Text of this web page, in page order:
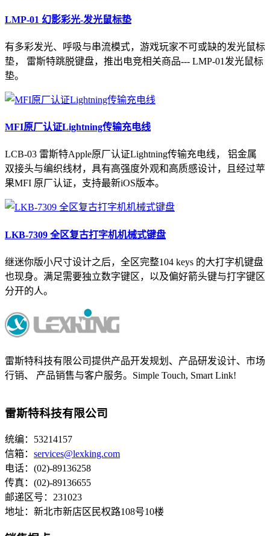
LMP-01 幻影彩光-发光鼠标垫
有多彩发光、呼吸与串流模式，游戏玩家不可或缺的发光鼠标
垫， 雷斯特跳脱键盘，推出电竞相关商品--- LMP-01发光鼠标
垫。
MFI原厂认证Lightning传输充电线
LCB-03 雷斯特Apple原厂认证Lightning传输充电线， 铝金属
双接头与编织线材，具有高强度外观和高质感设计，且经过苹
果MFI 原厂认证，支持最新iOS版本。
LKB-7309 全区复古打字机机械式键盘
继迷你版小尺寸设计之后，全区完整104 keys 的大打字机键盘
也现身。满足需要独立数字键区，以及偏好箭头键与打字键区
分开的人。
雷斯特科技有限公司提供产品开发规划、产品研发设计、市场
行销、 产品销售与客户服务。Simple Touch, Smart Link!
雷斯特科技有限公司
统编：53214157
信箱： services@lexking.com
电话：(02)-89136258
传真：(02)-89136655
邮递区号：231023
地址：新北市新店区民权路108号10楼